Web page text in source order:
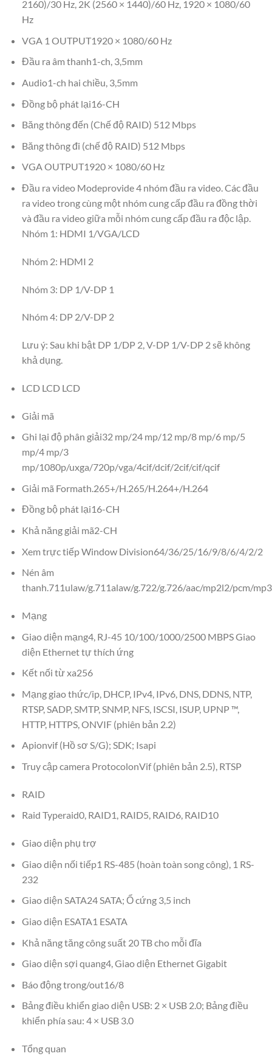
2160)/30 Hz, 2K (2560 × 1440)/60 Hz, 1920 × 1080/60
Hz
VGA 1 OUTPUT1920 × 1080/60 Hz
Đầu ra âm thanh1-ch, 3,5mm
Audio1-ch hai chiều, 3,5mm
Đồng bộ phát lại16-CH
Băng thông đến (Chế độ RAID) 512 Mbps
Băng thông đi (chế độ RAID) 512 Mbps
VGA OUTPUT1920 × 1080/60 Hz
Đầu ra video Modeprovide 4 nhóm đầu ra video. Các đầu
ra video trong cùng một nhóm cung cấp đầu ra đồng thời
và đầu ra video giữa mỗi nhóm cung cấp đầu ra độc lập.
Nhóm 1: HDMI 1/VGA/LCD
Nhóm 2: HDMI 2
Nhóm 3: DP 1/V-DP 1
Nhóm 4: DP 2/V-DP 2
Lưu ý: Sau khi bật DP 1/DP 2, V-DP 1/V-DP 2 sẽ không
khả dụng.
LCD LCD LCD
Giải mã
Ghi lại độ phân giải32 mp/24 mp/12 mp/8 mp/6 mp/5
mp/4 mp/3
mp/1080p/uxga/720p/vga/4cif/dcif/2cif/cif/qcif
Giải mã Formath.265+/H.265/H.264+/H.264
Đồng bộ phát lại16-CH
Khả năng giải mã2-CH
Xem trực tiếp Window Division64/36/25/16/9/8/6/4/2/2
Nén âm
thanh.711ulaw/g.711alaw/g.722/g.726/aac/mp2l2/pcm/mp3
Mạng
Giao diện mạng4, RJ-45 10/100/1000/2500 MBPS Giao
diện Ethernet tự thích ứng
Kết nối từ xa256
Mạng giao thức/ip, DHCP, IPv4, IPv6, DNS, DDNS, NTP,
RTSP, SADP, SMTP, SNMP, NFS, ISCSI, ISUP, UPNP ™,
HTTP, HTTPS, ONVIF (phiên bản 2.2)
Apionvif (Hồ sơ S/G); SDK; Isapi
Truy cập camera ProtocolonVif (phiên bản 2.5), RTSP
RAID
Raid Typeraid0, RAID1, RAID5, RAID6, RAID10
Giao diện phụ trợ
Giao diện nối tiếp1 RS-485 (hoàn toàn song công), 1 RS-
232
Giao diện SATA24 SATA; Ổ cứng 3,5 inch
Giao diện ESATA1 ESATA
Khả năng tăng công suất 20 TB cho mỗi đĩa
Giao diện sợi quang4, Giao diện Ethernet Gigabit
Báo động trong/out16/8
Bảng điều khiển giao diện USB: 2 × USB 2.0; Bảng điều
khiển phía sau: 4 × USB 3.0
Tổng quan